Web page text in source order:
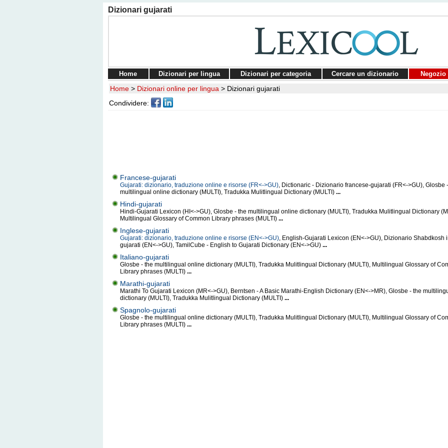
Dizionari gujarati
Home Dizionari per lingua Dizionari per categoria Cercare un dizionario
Home> Dizionari online per lingua > Dizionari gujarati
Condividere:
Francese-gujarati
Gujarati: dizionario, traduzione online e risorse (FR<->GU), Dictionaric - Dizionario francese-gujarati (FR<->GU), Glosbe
multilingual online dictionary (MULTI), Tradukka Mulitlingual Dictionary (MULTI) ...
Hindi-gujarati
Hindi-Gujarati Lexicon (HI<->GU), Glosbe - the multilingual online dictionary (MULTI), Tradukka Mulitlingual Dictionary
Multilingual Glossary of Common Library phrases (MULTI) ...
Inglese-gujarati
Gujarati: dizionario, traduzione online e risorse (EN<->GU), English-Gujarati Lexicon (EN<->GU), Dizionario Shabdkosh
gujarati (EN<->GU), TamilCube - English to Gujarati Dictionary (EN<->GU) ...
Italiano-gujarati
Glosbe - the multilingual online dictionary (MULTI), Tradukka Mulitlingual Dictionary (MULTI), Multilingual Glossary of
Library phrases (MULTI) ...
Marathi-gujarati
Marathi To Gujarati Lexicon (MR<->GU), Berntsen - A Basic Marathi-English Dictionary (EN<->MR), Glosbe - the
dictionary (MULTI), Tradukka Mulitlingual Dictionary (MULTI) ...
Spagnolo-gujarati
Glosbe - the multilingual online dictionary (MULTI), Tradukka Mulitlingual Dictionary (MULTI), Multilingual Glossary of
Library phrases (MULTI) ...